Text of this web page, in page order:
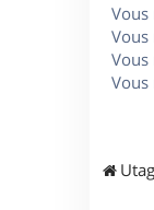
Vous
Vous
Vous
Vous